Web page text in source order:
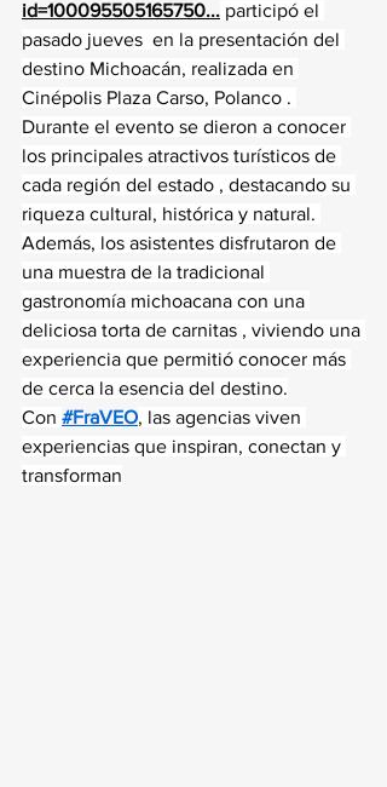
id=100095505165750... participó el
pasado jueves  en la presentación del
destino Michoacán, realizada en
Cinépolis Plaza Carso, Polanco .
Durante el evento se dieron a conocer
los principales atractivos turísticos de
cada región del estado , destacando su
riqueza cultural, histórica y natural.
Además, los asistentes disfrutaron de
una muestra de la tradicional
gastronomía michoacana con una
deliciosa torta de carnitas , viviendo una
experiencia que permitió conocer más
de cerca la esencia del destino.
Con #FraVEO, las agencias viven
experiencias que inspiran, conectan y
transforman